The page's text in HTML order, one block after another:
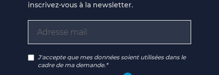
inscrivez-vous à la newsletter.
J'accepte que mes données soient utilisées dans le
cadre de ma demande.*